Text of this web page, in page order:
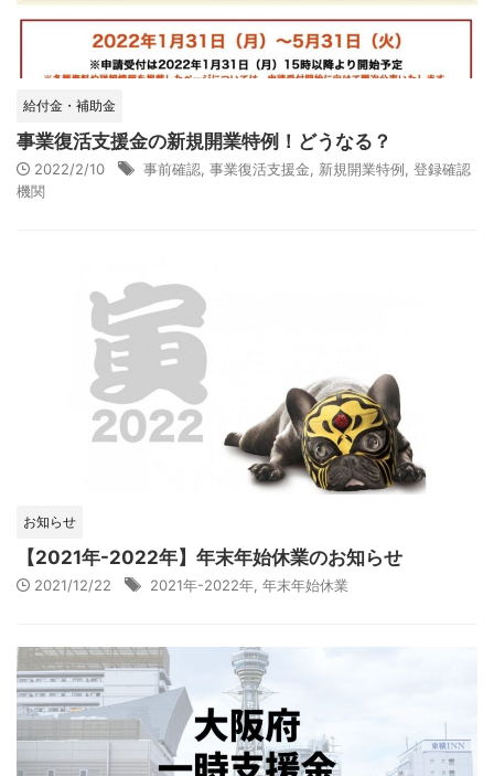
給付金・補助金
事業復活支援金の新規開業特例！どうなる？
2022/2/10 事前確認 事業復活支援金 新規開業特例 登録確認
機関
お知らせ
【2021年-2022年】年末年始休業のお知らせ
2021/12/22 2021年-2022年 年末年始休業